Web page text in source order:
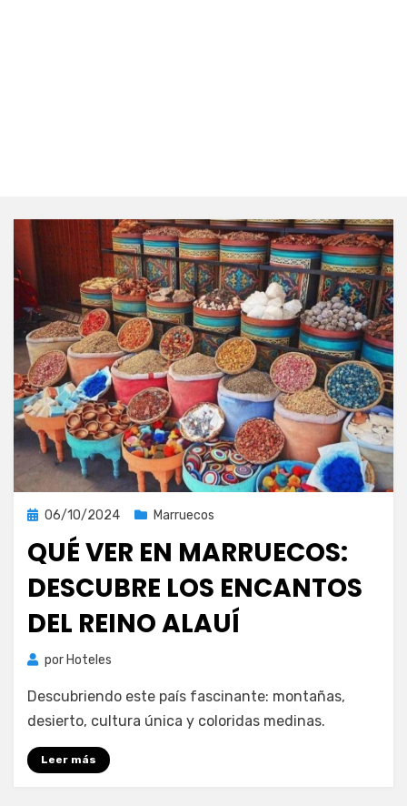
Publicada
06/10/2024 Marruecos
QUÉ VER EN MARRUECOS:
DESCUBRE LOS ENCANTOS
DEL REINO ALAUÍ
por Hoteles
Descubriendo este país fascinante: montañas,
desierto, cultura única y coloridas medinas.
Leer más